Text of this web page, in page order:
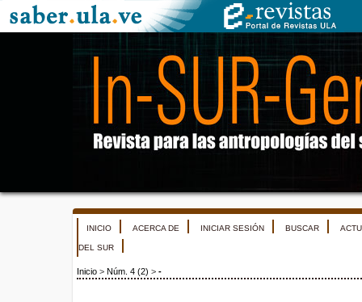
INICIO ACERCA DE INICIAR SESIÓN BUSCAR
DEL SUR
Inicio > Núm. 4 (2) > -